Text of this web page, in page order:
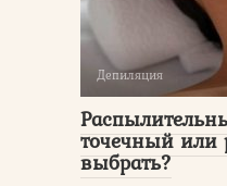
Депиляция
точечный или
выбрать?